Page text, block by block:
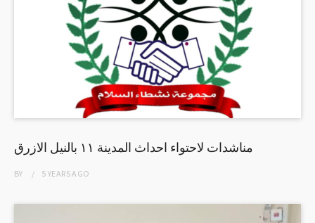
مناشدات لاحتواء احداث المدينة ١١ بالنيل الازرق
BY 5 YEARSAGO